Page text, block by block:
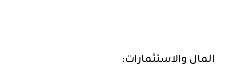
المال والاستثمارات: